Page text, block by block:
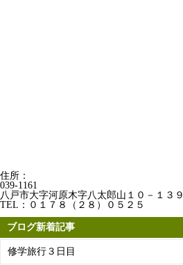
住所：
039-1161
八戸市大字河原木字八太郎山１０－１３９
TEL： ０１７８（２８）０５２５
ブログ新着記事
修学旅行３日目